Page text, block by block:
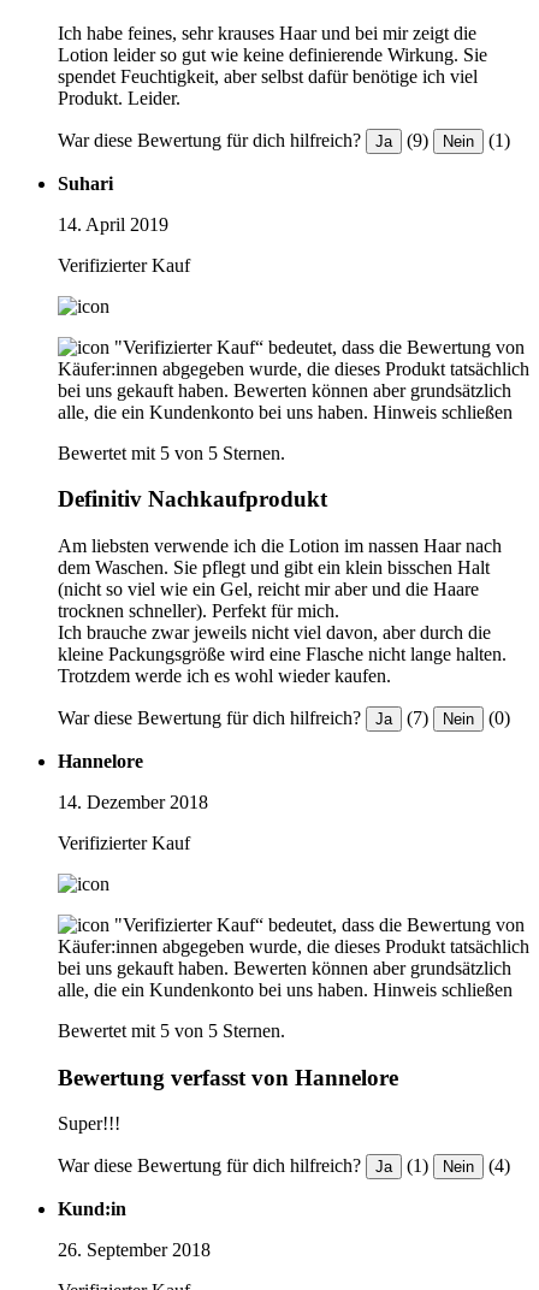
Ich habe feines, sehr krauses Haar und bei mir zeigt die
Lotion leider so gut wie keine definierende Wirkung. Sie
spendet Feuchtigkeit, aber selbst dafür benötige ich viel
Produkt. Leider.
War diese Bewertung für dich hilfreich? Ja (9) Nein (1)
Suhari
14. April 2019
Verifizierter Kauf
"Verifizierter Kauf“ bedeutet, dass die Bewertung von
Käufer:innen abgegeben wurde, die dieses Produkt tatsächlich
bei uns gekauft haben. Bewerten können aber grundsätzlich
alle, die ein Kundenkonto bei uns haben. Hinweis schließen
Bewertet mit 5 von 5 Sternen.
Definitiv Nachkaufprodukt
Am liebsten verwende ich die Lotion im nassen Haar nach
dem Waschen. Sie pflegt und gibt ein klein bisschen Halt
(nicht so viel wie ein Gel, reicht mir aber und die Haare
trocknen schneller). Perfekt für mich.
Ich brauche zwar jeweils nicht viel davon, aber durch die
kleine Packungsgröße wird eine Flasche nicht lange halten.
Trotzdem werde ich es wohl wieder kaufen.
War diese Bewertung für dich hilfreich? Ja (7) Nein (0)
Hannelore
14. Dezember 2018
Verifizierter Kauf
"Verifizierter Kauf“ bedeutet, dass die Bewertung von
Käufer:innen abgegeben wurde, die dieses Produkt tatsächlich
bei uns gekauft haben. Bewerten können aber grundsätzlich
alle, die ein Kundenkonto bei uns haben. Hinweis schließen
Bewertet mit 5 von 5 Sternen.
Bewertung verfasst von Hannelore
Super!!!
War diese Bewertung für dich hilfreich? Ja (1) Nein (4)
Kund:in
26. September 2018